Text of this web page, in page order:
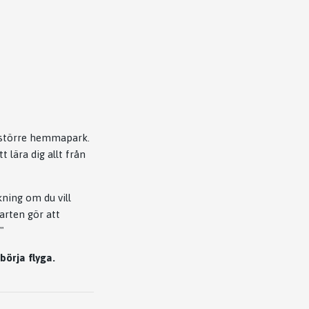
hemmapark.
lära dig allt från
om du vill
gör att
flyga.